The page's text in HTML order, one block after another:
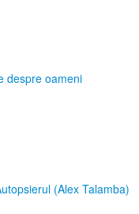
despre oameni
(Alex Talamba)